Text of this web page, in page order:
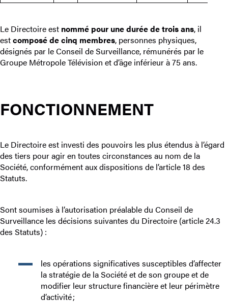
Le Directoire est nommé pour une durée de trois ans, il
estcomposé de cinq membres, personnes physiques,
désignés par le Conseil de Surveillance, rémunérés par le
Groupe Métropole Télévision et d’âge inférieur à 75 ans.
FONCTIONNEMENT
Le Directoire est investi des pouvoirs les plus étendus à l’égard
des tiers pour agir en toutes circonstances au nom de la
Société, conformément aux dispositions de l’article 18 des
Statuts.
Sont soumises à l’autorisation préalable du Conseil de
Surveillance les décisions suivantes du Directoire (article 24.3
des Statuts) :
les opérations significatives susceptibles d’affecter
la stratégie de la Société et de son groupe et de
modifier leur structure financière et leur périmètre
d’activité ;